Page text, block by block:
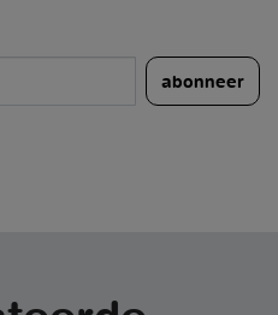
abonneer